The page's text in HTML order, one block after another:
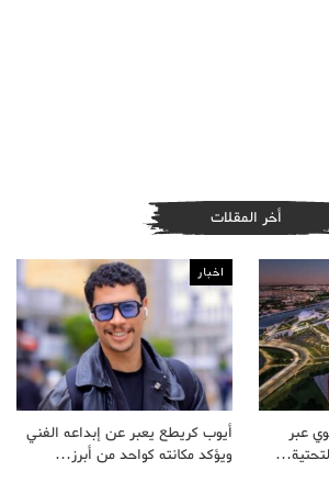
أخر المقلات
عبر
اخبار
أيوب كريطع يعبر عن إبداعه الفني
ويؤكد مكانته كواحد من أبرز…